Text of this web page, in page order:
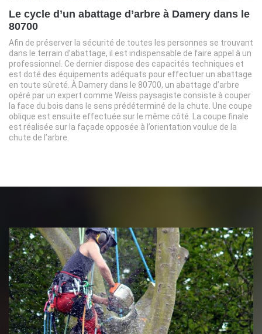
Le cycle d’un abattage d’arbre à Damery dans le
80700
Afin de préserver la sécurité de toutes les personnes se trouvant
dans le terrain d’abattage, il est indispensable de faire appel à un
professionnel. Ce dernier dispose des capacités techniques et
est doté des équipements adéquats pour effectuer un abattage
en toute sûreté. À Damery dans le 80700, un abattage d’arbre
opéré par un expert comme Weiss paysagiste consiste à couper
la face du bois dans le sens prédéterminé de la chute. Une coupe
oblique est ensuite effectuée sur le même côté. La coupe finale
est réalisée sur la façade opposée à l’orientation voulue de la
chute de l’arbre.